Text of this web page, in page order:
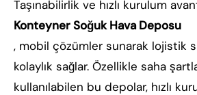
Taşınabilirlik ve hızlı kurulum
Konteyner Soğuk Hava Deposu
, mobil çözümler sunarak lojistik
kolaylık sağlar. Özellikle saha
kullanılabilen bu depolar, hızlı